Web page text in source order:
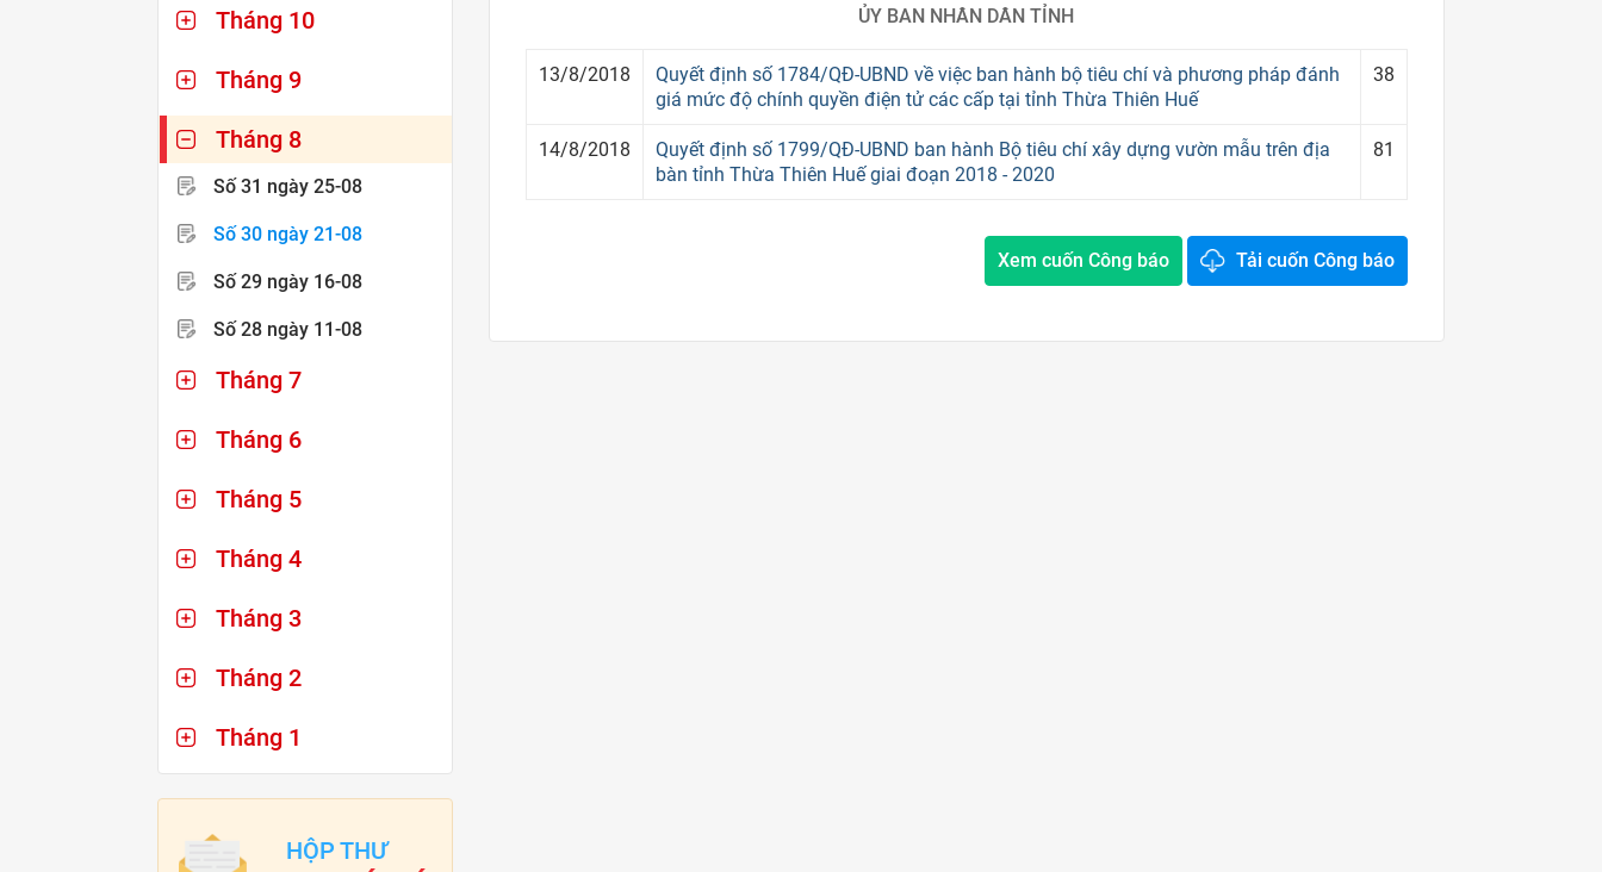
Tháng 10
Tháng 9
Tháng 8
Số 31 ngày 25-08
Số 30 ngày 21-08
Số 29 ngày 16-08
Số 28 ngày 11-08
Tháng 7
Tháng 6
Tháng 5
Tháng 4
Tháng 3
Tháng 2
Tháng 1
HỘP THƯ
ỦY BAN NHÂN DÂN TỈNH
13/8/2018
Quyết định số 1784/QĐ-UBND về việc ban hành bộ tiêu chí và phương pháp đánh
giá mức độ chính quyền điện tử các cấp tại tỉnh Thừa Thiên Huế
38
14/8/2018
Quyết định số 1799/QĐ-UBND ban hành Bộ tiêu chí xây dựng vườn mẫu trên địa
bàn tỉnh Thừa Thiên Huế giai đoạn 2018 - 2020
81
Xem cuốn Công báo Tải cuốn Công báo